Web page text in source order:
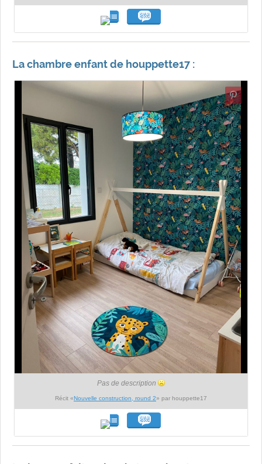
La chambre enfant de houppette17 :
Pas de description
Récit «Nouvelle construction, round 2» par houppette17